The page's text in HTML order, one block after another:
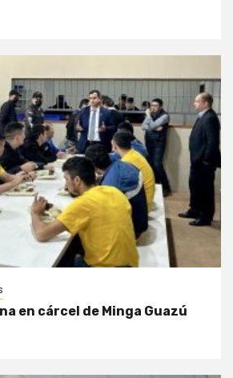
en cárcel de Minga Guazú